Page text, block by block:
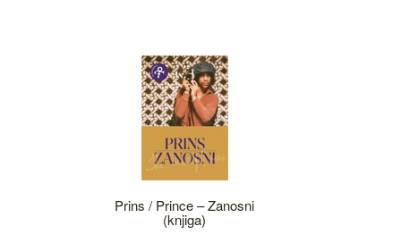
Prins / Prince – Zanosni
(knjiga)